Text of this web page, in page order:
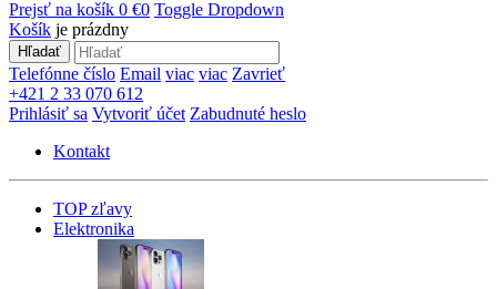
Prejsť na košík 0 €0 Toggle Dropdown
Košík je prázdny
Hľadať
Telefónne číslo Email viac viac Zavrieť
+421 2 33 070 612
Prihlásiť sa Vytvoriť účet Zabudnuté heslo
Kontakt
TOP zľavy
Elektronika